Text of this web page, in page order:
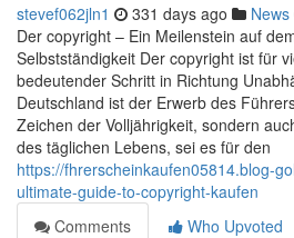
stevef062jln1 331 days ago News
Der copyright – Ein Meilenstein auf
Selbstständigkeit Der copyright ist für
bedeutender Schritt in Richtung
Deutschland ist der Erwerb des
Zeichen der Volljährigkeit, sondern
des täglichen Lebens, sei es für den
https://fhrerscheinkaufen05814.blog-
ultimate-guide-to-copyright-kaufen
Comments
Who Upvoted